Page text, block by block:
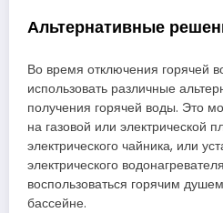
Альтернативные
Во время отключения горячей
использовать различные
получения горячей воды. Это
на газовой или электрической
электрического чайника, или
электрического
воспользоваться горячим
бассейне.